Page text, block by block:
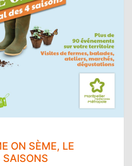
ON SÈME, LE
SAISONS